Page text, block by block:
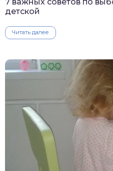
детской
Читать далее